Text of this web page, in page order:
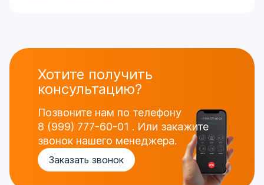
Заказать звонок
Хотите получить
консультацию?
Позвоните нам по телефону
8 (999) 777-60-01 . Или закажите
звонок нашего менеджера.